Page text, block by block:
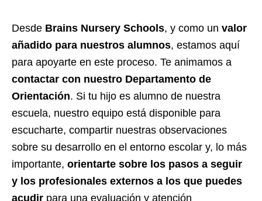
Desde Brains Nursery Schools, y como un valor
añadido para nuestros alumnos, estamos aquí
para apoyarte en este proceso. Te animamos a
contactar con nuestro Departamento de
Orientación. Si tu hijo es alumno de nuestra
escuela, nuestro equipo está disponible para
escucharte, compartir nuestras observaciones
sobre su desarrollo en el entorno escolar y, lo más
importante, orientarte sobre los pasos a seguir
y los profesionales externos a los que puedes
acudir para una evaluación y atención